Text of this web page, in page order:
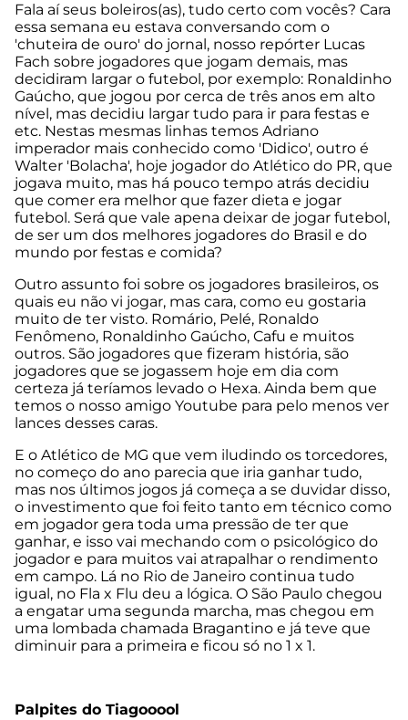
Fala aí seus boleiros(as), tudo certo com vocês? Cara
essa semana eu estava conversando com o
'chuteira de ouro' do jornal, nosso repórter Lucas
Fach sobre jogadores que jogam demais, mas
decidiram largar o futebol, por exemplo: Ronaldinho
Gaúcho, que jogou por cerca de três anos em alto
nível, mas decidiu largar tudo para ir para festas e
etc. Nestas mesmas linhas temos Adriano
imperador mais conhecido como 'Didico', outro é
Walter 'Bolacha', hoje jogador do Atlético do PR, que
jogava muito, mas há pouco tempo atrás decidiu
que comer era melhor que fazer dieta e jogar
futebol. Será que vale apena deixar de jogar futebol,
de ser um dos melhores jogadores do Brasil e do
mundo por festas e comida?
Outro assunto foi sobre os jogadores brasileiros, os
quais eu não vi jogar, mas cara, como eu gostaria
muito de ter visto. Romário, Pelé, Ronaldo
Fenômeno, Ronaldinho Gaúcho, Cafu e muitos
outros. São jogadores que fizeram história, são
jogadores que se jogassem hoje em dia com
certeza já teríamos levado o Hexa. Ainda bem que
temos o nosso amigo Youtube para pelo menos ver
lances desses caras.
E o Atlético de MG que vem iludindo os torcedores,
no começo do ano parecia que iria ganhar tudo,
mas nos últimos jogos já começa a se duvidar disso,
o investimento que foi feito tanto em técnico como
em jogador gera toda uma pressão de ter que
ganhar, e isso vai mechando com o psicológico do
jogador e para muitos vai atrapalhar o rendimento
em campo. Lá no Rio de Janeiro continua tudo
igual, no Fla x Flu deu a lógica. O São Paulo chegou
a engatar uma segunda marcha, mas chegou em
uma lombada chamada Bragantino e já teve que
diminuir para a primeira e ficou só no 1 x 1.
Palpites do Tiagooool